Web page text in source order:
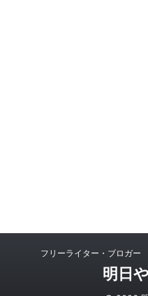
フリーライター・ブロガー
明日